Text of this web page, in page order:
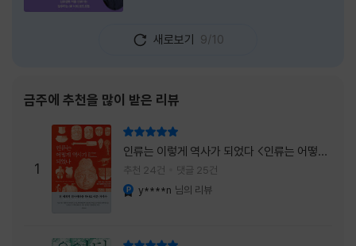
그 선택이 정말 잘한 일이었다. 첫 장부터 평범
하지 않았다. 사라진 누군가에게 보내는 메일로
흔적을 따라 낯선 나라를 여행하게 된다는 설정
이 무더운 여름을 벗어나는 피서처럼 흥미롭기
만 하다. 처음에는 단순한 추적 이야기인 줄 알
았는데, 읽을수록 전혀 다른 방향으로 흘러간
다. '왜 이런 일이 벌어졌을까?', '이 사람이 정
말 믿어도
새로보기 9/10
금주에 추천을 많이 받은 리뷰
1
인류는 이렇게 역사가 되었다 <인류는 어떻게
역사가 되었나>
추천 24건 댓글 25건
y****n 님의 리뷰